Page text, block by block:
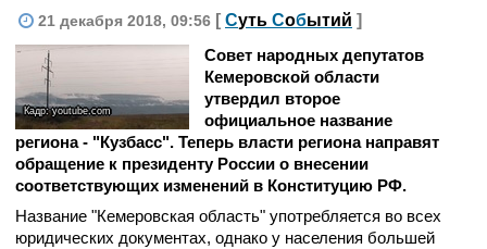
21 декабря 2018, 09:56 [ Суть Событий ]
Кадр: youtube.com
Совет народных депутатов
Кемеровской области
утвердил второе
официальное название
региона - "Кузбасс". Теперь власти региона направят
обращение к президенту России о внесении
соответствующих изменений в Конституцию РФ.
Название "Кемеровская область" употребляется во всех
юридических документах, однако у населения большей